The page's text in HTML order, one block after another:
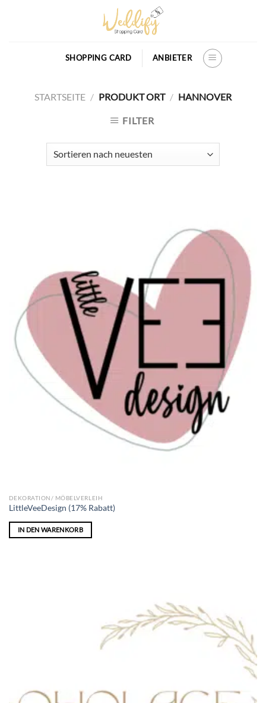
SHOPPING CARD ANBIETER
STARTSEITE / PRODUKT ORT / HANNOVER
FILTER
DEKORATION/ MÖBELVERLEIH
LittleVeeDesign (17% Rabatt)
IN DEN WARENKORB